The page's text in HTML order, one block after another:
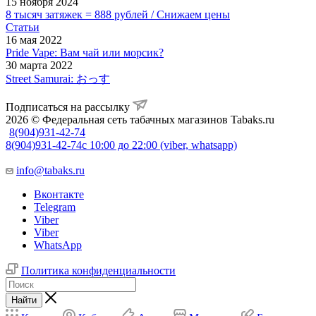
8 тысяч затяжек = 888 рублей / Снижаем цены
Статьи
16 мая 2022
Pride Vape: Вам чай или морсик?
30 марта 2022
Street Samurai: おっす
Подписаться на рассылку
2026 © Федеральная сеть табачных магазинов Tabaks.ru
8(904)931-42-74
8(904)931-42-74с 10:00 до 22:00 (viber, whatsapp)
info@tabaks.ru
Вконтакте
Telegram
Viber
Viber
WhatsApp
Политика конфиденциальности
Найти